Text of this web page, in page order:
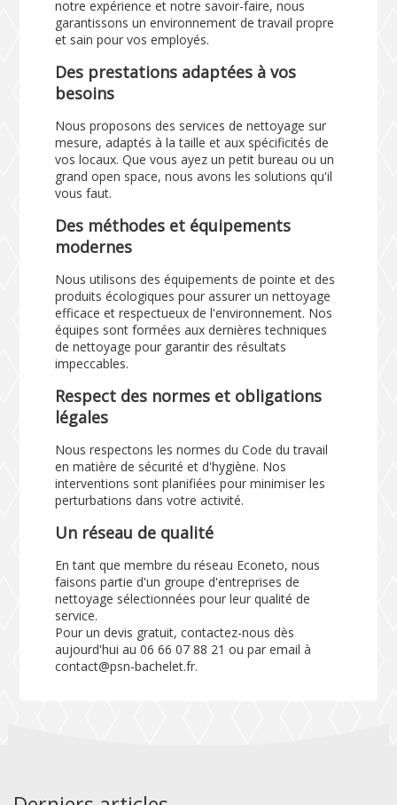
notre expérience et notre savoir-faire, nous
garantissons un environnement de travail propre
et sain pour vos employés.
Des prestations adaptées à vos
besoins
Nous proposons des services de nettoyage sur
mesure, adaptés à la taille et aux spécificités de
vos locaux. Que vous ayez un petit bureau ou un
grand open space, nous avons les solutions qu'il
vous faut.
Des méthodes et équipements
modernes
Nous utilisons des équipements de pointe et des
produits écologiques pour assurer un nettoyage
efficace et respectueux de l'environnement. Nos
équipes sont formées aux dernières techniques
de nettoyage pour garantir des résultats
impeccables.
Respect des normes et obligations
légales
Nous respectons les normes du Code du travail
en matière de sécurité et d'hygiène. Nos
interventions sont planifiées pour minimiser les
perturbations dans votre activité.
Un réseau de qualité
En tant que membre du réseau Econeto, nous
faisons partie d'un groupe d'entreprises de
nettoyage sélectionnées pour leur qualité de
service.
Pour un devis gratuit, contactez-nous dès
aujourd'hui au 06 66 07 88 21 ou par email à
contact@psn-bachelet.fr.